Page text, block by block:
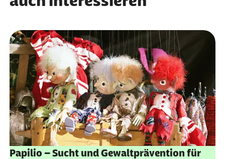
Papilio – Sucht und Gewaltprävention für